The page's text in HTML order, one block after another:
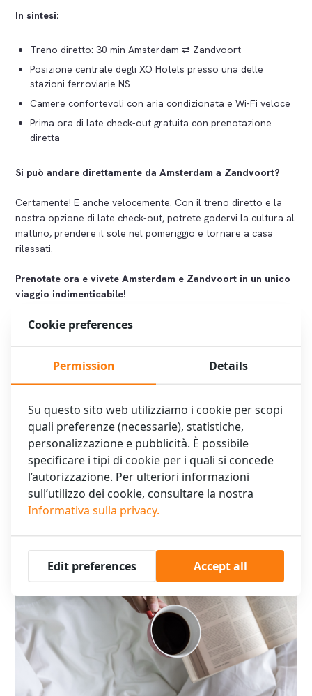
In sintesi:
Treno diretto: 30 min Amsterdam ⇄ Zandvoort
Posizione centrale degli XO Hotels presso una delle
stazioni ferroviarie NS
Camere confortevoli con aria condizionata e Wi-Fi veloce
Prima ora di late check-out gratuita con prenotazione
diretta
Si può andare direttamente da Amsterdam a Zandvoort?
Certamente! E anche velocemente. Con il treno diretto e la
nostra opzione di late check-out, potrete godervi la cultura al
mattino, prendere il sole nel pomeriggio e tornare a casa
rilassati.
Prenotate ora e vivete Amsterdam e Zandvoort in un unico
viaggio indimenticabile!
Prenotate subito
Tre vantaggi per voi:
30 minuti dalla spiaggia: città
Cookie preferences
Permission Details
Su questo sito web utilizziamo i cookie per scopi
quali preferenze (necessarie), statistiche,
personalizzazione e pubblicità. È possibile
specificare i tipi di cookie per i quali si concede
l’autorizzazione. Per ulteriori informazioni
sull’utilizzo dei cookie, consultare la nostra
Informativa sulla privacy.
Edit preferences Accept all